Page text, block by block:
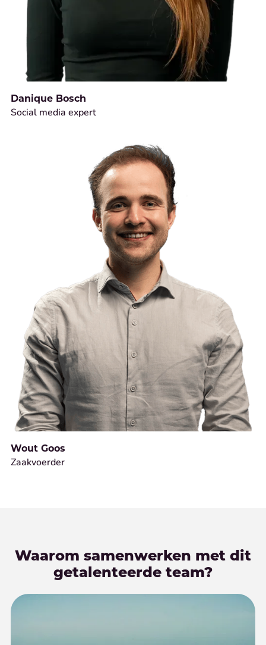
Danique Bosch
Social media expert
Wout Goos
Zaakvoerder
Waarom samenwerken met dit
getalenteerde team?